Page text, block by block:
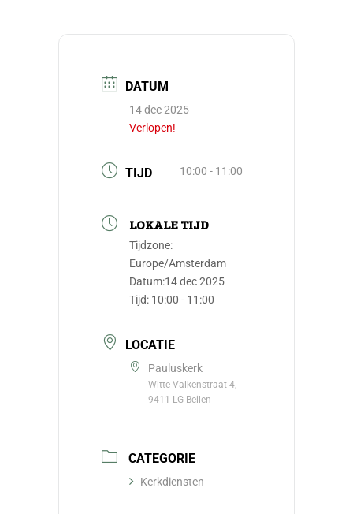
DATUM
14 dec 2025
Verlopen!
TIJD 10:00 - 11:00
LOKALE TIJD
Tijdzone:
Europe/Amsterdam
Datum:14 dec 2025
Tijd: 10:00 - 11:00
LOCATIE
Pauluskerk
Witte Valkenstraat 4,
9411 LG Beilen
CATEGORIE
Kerkdiensten